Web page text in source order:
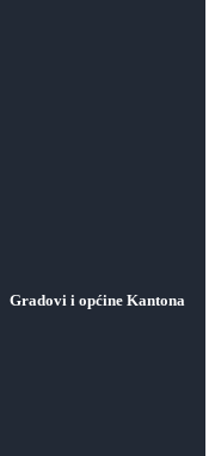
Gradovi i općine Kantona